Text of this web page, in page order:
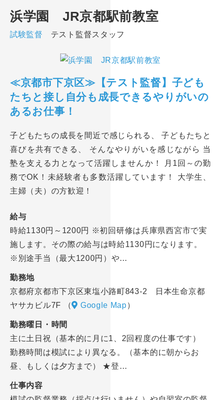
浜学園 JR京都駅前教室
試験監督 テスト監督スタッフ
≪京都市下京区≫【テスト監督】子ども
たちと接し自分も成長できるやりがいの
あるお仕事！
子どもたちの成長を間近で感じられる、 子どもたちと
喜びを共有できる、 そんなやりがいを感じながら 当
塾を支える力となって活躍しませんか！ 月1回～の勤
務でOK！未経験者も多数活躍しています！ 大学生、
主婦（夫）の方歓迎！
給与
時給1130円～1200円 ※初回研修は兵庫県西宮市で実
施します。その際の給与は時給1130円になります。
※別途手当（最大1200円）や…
勤務地
京都府京都市下京区東塩小路町843-2 日本生命京都
ヤサカビル7F
（ Google Map）
勤務曜日・時間
主に土日祝（基本的に月に1、2回程度の仕事です）
勤務時間は模試により異なる。（基本的に朝からお
昼、もしくは夕方まで） ★登…
仕事内容